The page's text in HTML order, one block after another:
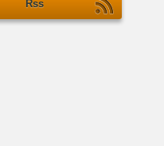
Rss